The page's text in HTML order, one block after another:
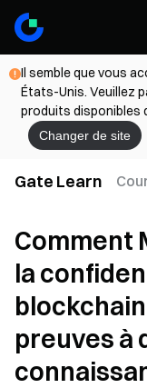
Il semble que vous
États-Unis. Veuillez
produits disponibles
Changer de site
Gate Learn
Comment
la
preuves à